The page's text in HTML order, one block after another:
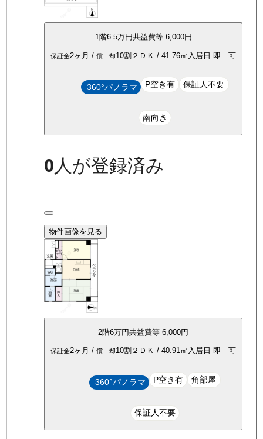
1階6.5万円共益費等 6,000円
保証金2ヶ月 / 償 却10割 ２ＤＫ / 41.76㎡ 入居日 即 可
360°パノラマ P空き有 保証人不要
南向き
0 人が登録済み
物件画像を見る
2階6万円共益費等 6,000円
保証金2ヶ月 / 償 却10割 ２ＤＫ / 40.91㎡ 入居日 即 可
360°パノラマ P空き有 角部屋
保証人不要